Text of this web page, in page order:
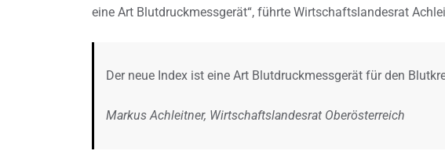
eine Art Blutdruckmessgerät“, führte Wirtschaftslandesrat
Der neue Index ist eine Art Blutdruckmessgerät für den
Markus Achleitner, Wirtschaftslandesrat Oberösterreich